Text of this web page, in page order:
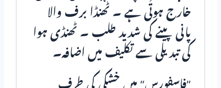
خارج ہوتی ہے ۔ ٹھنڈا برف والا
پانی پینے کی شدید طلب ۔ ٹھنڈی ہوا
کی تبدیلی سے تکلیف میں اضافہ۔
”فاسفورس“ میں خشکی کی طرف